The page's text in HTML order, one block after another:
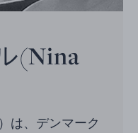
(Nina
は、デンマーク